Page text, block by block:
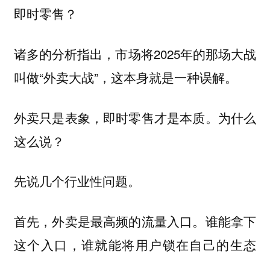
即时零售？
诸多的分析指出，市场将2025年的那场大战
叫做“外卖大战”，这本身就是一种误解。
外卖只是表象，即时零售才是本质。为什么
这么说？
先说几个行业性问题。
首先，外卖是最高频的流量入口。 谁能拿下
这个入口，谁就能将用户锁在自己的生态